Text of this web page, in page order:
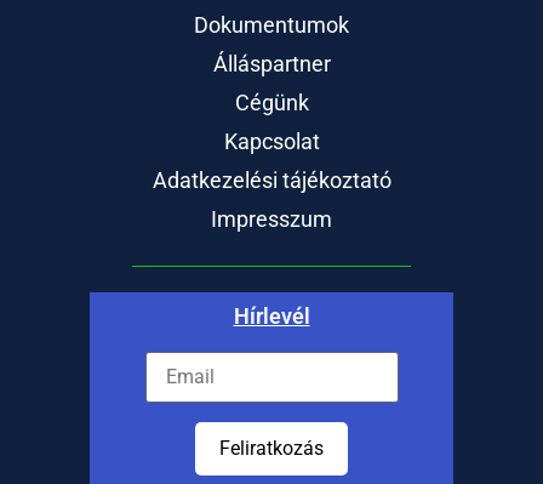
Dokumentumok
Álláspartner
Cégünk
Kapcsolat
Adatkezelési tájékoztató
Impresszum
Hírlevél
Feliratkozás